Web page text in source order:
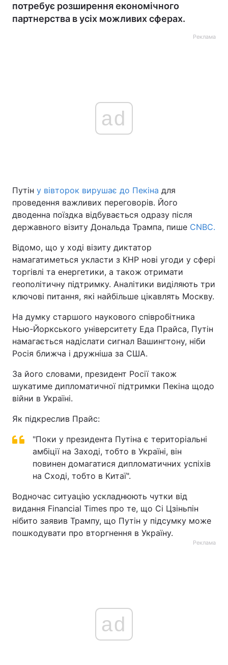
потребує розширення економічного
партнерства в усіх можливих сферах.
Реклама
ad
Путін у вівторок вирушає до Пекіна для
проведення важливих переговорів. Його
дводенна поїздка відбувається одразу після
державного візиту Дональда Трампа, пише CNBC.
Відомо, що у ході візиту диктатор
намагатиметься укласти з КНР нові угоди у сфері
торгівлі та енергетики, а також отримати
геополітичну підтримку. Аналітики виділяють три
ключові питання, які найбільше цікавлять Москву.
На думку старшого наукового співробітника
Нью-Йоркського університету Еда Прайса, Путін
намагається надіслати сигнал Вашингтону, ніби
Росія ближча і дружніша за США.
За його словами, президент Росії також
шукатиме дипломатичної підтримки Пекіна щодо
війни в Україні.
Як підкреслив Прайс:
"Поки у президента Путіна є територіальні
амбіції на Заході, тобто в Україні, він
повинен домагатися дипломатичних успіхів
на Сході, тобто в Китаї".
Водночас ситуацію ускладнюють чутки від
видання Financial Times про те, що Сі Цзіньпін
нібито заявив Трампу, що Путін у підсумку може
пошкодувати про вторгнення в Україну.
Реклама
ad